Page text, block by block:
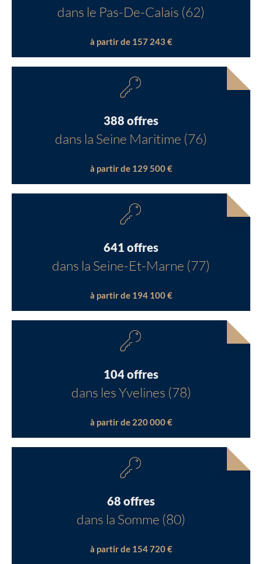
dans le Pas-De-Calais (62)
à partir de 157 243 €
388 offres
dans la Seine Maritime (76)
à partir de 129 500 €
641 offres
dans la Seine-Et-Marne (77)
à partir de 194 100 €
104 offres
dans les Yvelines (78)
à partir de 220 000 €
68 offres
dans la Somme (80)
à partir de 154 720 €